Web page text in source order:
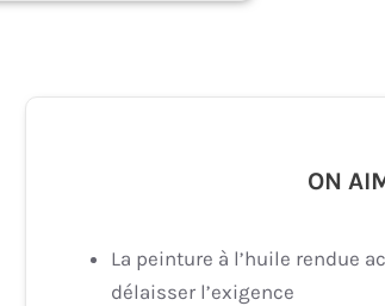
ON
La peinture à l’huile rendue
délaisser l’exigence